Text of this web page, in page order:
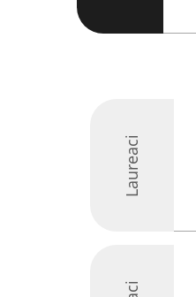
Laureaci